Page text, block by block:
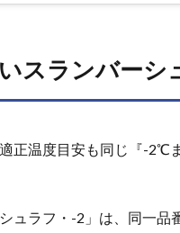
いスランバー
正温度目安も同じ『-2℃
ュラフ・-2」は、同一